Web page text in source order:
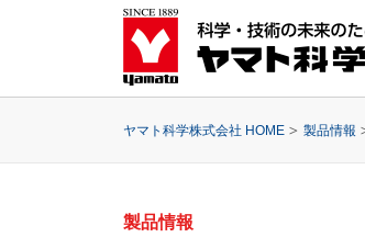
ヤマト科学株式会社 HOME 製品情報
製品情報